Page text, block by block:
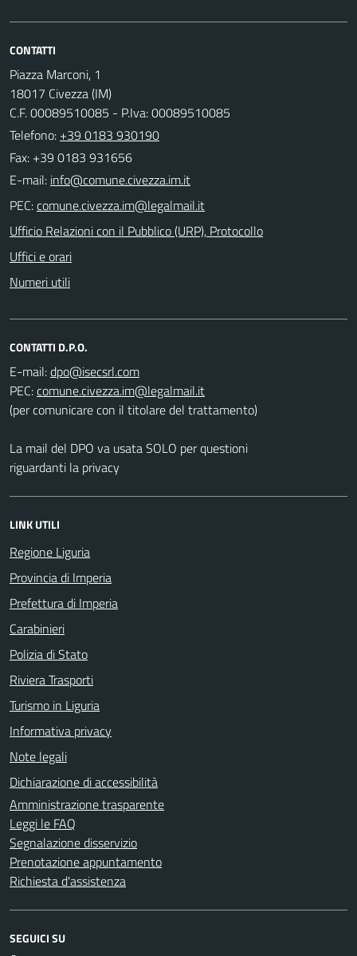
CONTATTI
Piazza Marconi, 1
18017 Civezza (IM)
C.F. 00089510085 - P.Iva: 00089510085
Telefono: +39 0183 930190
Fax: +39 0183 931656
E-mail:
PEC:
Ufficio Relazioni con il Pubblico (URP), Protocollo
Uffici e orari
Numeri utili
CONTATTI D.P.O.
E-mail:
PEC:
(per comunicare con il titolare del trattamento)
La mail del DPO va usata SOLO per questioni
riguardanti la privacy
LINK UTILI
Regione Liguria
Provincia di Imperia
Prefettura di Imperia
Carabinieri
Polizia di Stato
Riviera Trasporti
Turismo in Liguria
Informativa privacy
Note legali
Dichiarazione di accessibilità
Amministrazione trasparente
Leggi le FAQ
Segnalazione disservizio
Prenotazione appuntamento
Richiesta d'assistenza
SEGUICI SU